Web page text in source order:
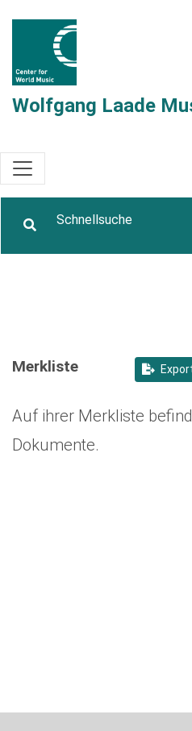
Wolfgang Laade
Merkliste
Auf ihrer Merkliste
Dokumente.